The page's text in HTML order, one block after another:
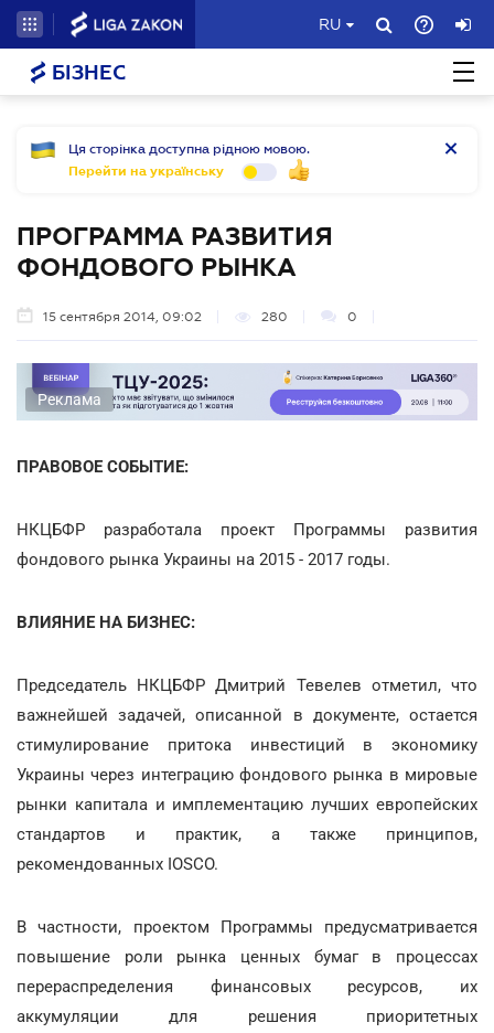
RU
БІЗНЕС
Ця сторінка доступна рідною мовою.
Перейти на українську
ПРОГРАММА РАЗВИТИЯ
ФОНДОВОГО РЫНКА
15 сентября 2014, 09:02 280 0
Реклама
ПРАВОВОЕ СОБЫТИЕ:
НКЦБФР разработала проект Программы развития
фондового рынка Украины на 2015 - 2017 годы.
ВЛИЯНИЕ НА БИЗНЕС:
Председатель НКЦБФР Дмитрий Тевелев отметил, что
важнейшей задачей, описанной в документе, остается
стимулирование притока инвестиций в экономику
Украины через интеграцию фондового рынка в мировые
рынки капитала и имплементацию лучших европейских
стандартов и практик, а также принципов,
рекомендованных IOSCO.
В частности, проектом Программы предусматривается
повышение роли рынка ценных бумаг в процессах
перераспределения финансовых ресурсов, их
аккумуляции для решения приоритетных